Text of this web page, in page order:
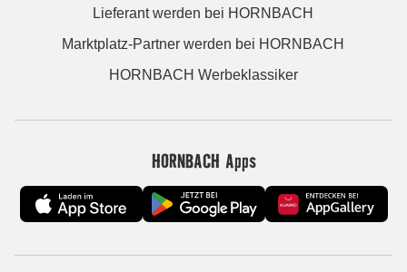
Lieferant werden bei HORNBACH
Marktplatz-Partner werden bei HORNBACH
HORNBACH Werbeklassiker
HORNBACH Apps